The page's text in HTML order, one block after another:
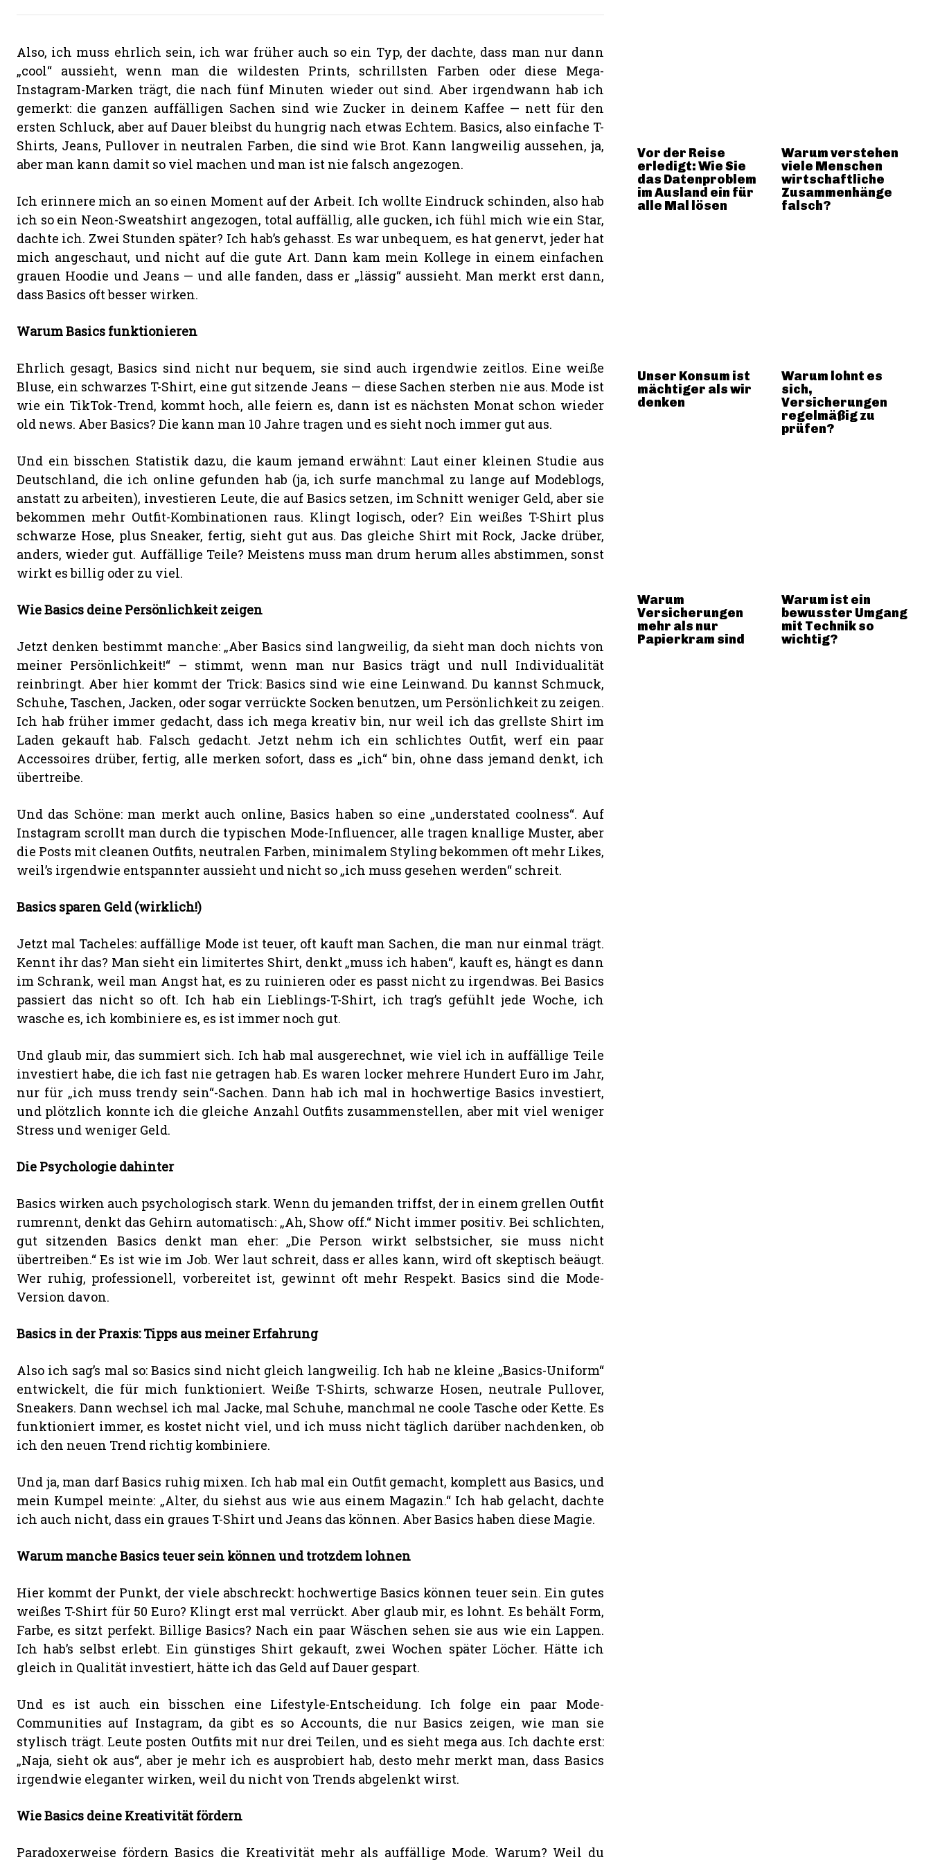
Also, ich muss ehrlich sein, ich war früher auch so ein Typ, der dachte, dass man nur dann
„cool“ aussieht, wenn man die wildesten Prints, schrillsten Farben oder diese Mega-
Instagram-Marken trägt, die nach fünf Minuten wieder out sind. Aber irgendwann hab ich
gemerkt: die ganzen auffälligen Sachen sind wie Zucker in deinem Kaffee — nett für den
ersten Schluck, aber auf Dauer bleibst du hungrig nach etwas Echtem. Basics, also einfache T-
Shirts, Jeans, Pullover in neutralen Farben, die sind wie Brot. Kann langweilig aussehen, ja,
aber man kann damit so viel machen und man ist nie falsch angezogen.
Ich erinnere mich an so einen Moment auf der Arbeit. Ich wollte Eindruck schinden, also hab
ich so ein Neon-Sweatshirt angezogen, total auffällig, alle gucken, ich fühl mich wie ein Star,
dachte ich. Zwei Stunden später? Ich hab’s gehasst. Es war unbequem, es hat genervt, jeder hat
mich angeschaut, und nicht auf die gute Art. Dann kam mein Kollege in einem einfachen
grauen Hoodie und Jeans — und alle fanden, dass er „lässig“ aussieht. Man merkt erst dann,
dass Basics oft besser wirken.
Warum Basics funktionieren
Ehrlich gesagt, Basics sind nicht nur bequem, sie sind auch irgendwie zeitlos. Eine weiße
Bluse, ein schwarzes T-Shirt, eine gut sitzende Jeans — diese Sachen sterben nie aus. Mode ist
wie ein TikTok-Trend, kommt hoch, alle feiern es, dann ist es nächsten Monat schon wieder
old news. Aber Basics? Die kann man 10 Jahre tragen und es sieht noch immer gut aus.
Und ein bisschen Statistik dazu, die kaum jemand erwähnt: Laut einer kleinen Studie aus
Deutschland, die ich online gefunden hab (ja, ich surfe manchmal zu lange auf Modeblogs,
anstatt zu arbeiten), investieren Leute, die auf Basics setzen, im Schnitt weniger Geld, aber sie
bekommen mehr Outfit-Kombinationen raus. Klingt logisch, oder? Ein weißes T-Shirt plus
schwarze Hose, plus Sneaker, fertig, sieht gut aus. Das gleiche Shirt mit Rock, Jacke drüber,
anders, wieder gut. Auffällige Teile? Meistens muss man drum herum alles abstimmen, sonst
wirkt es billig oder zu viel.
Wie Basics deine Persönlichkeit zeigen
Jetzt denken bestimmt manche: „Aber Basics sind langweilig, da sieht man doch nichts von
meiner Persönlichkeit!“ – stimmt, wenn man nur Basics trägt und null Individualität
reinbringt. Aber hier kommt der Trick: Basics sind wie eine Leinwand. Du kannst Schmuck,
Schuhe, Taschen, Jacken, oder sogar verrückte Socken benutzen, um Persönlichkeit zu zeigen.
Ich hab früher immer gedacht, dass ich mega kreativ bin, nur weil ich das grellste Shirt im
Laden gekauft hab. Falsch gedacht. Jetzt nehm ich ein schlichtes Outfit, werf ein paar
Accessoires drüber, fertig, alle merken sofort, dass es „ich“ bin, ohne dass jemand denkt, ich
übertreibe.
Und das Schöne: man merkt auch online, Basics haben so eine „understated coolness“. Auf
Instagram scrollt man durch die typischen Mode-Influencer, alle tragen knallige Muster, aber
die Posts mit cleanen Outfits, neutralen Farben, minimalem Styling bekommen oft mehr Likes,
weil’s irgendwie entspannter aussieht und nicht so „ich muss gesehen werden“ schreit.
Basics sparen Geld (wirklich!)
Jetzt mal Tacheles: auffällige Mode ist teuer, oft kauft man Sachen, die man nur einmal trägt.
Kennt ihr das? Man sieht ein limitertes Shirt, denkt „muss ich haben“, kauft es, hängt es dann
im Schrank, weil man Angst hat, es zu ruinieren oder es passt nicht zu irgendwas. Bei Basics
passiert das nicht so oft. Ich hab ein Lieblings-T-Shirt, ich trag’s gefühlt jede Woche, ich
wasche es, ich kombiniere es, es ist immer noch gut.
Und glaub mir, das summiert sich. Ich hab mal ausgerechnet, wie viel ich in auffällige Teile
investiert habe, die ich fast nie getragen hab. Es waren locker mehrere Hundert Euro im Jahr,
nur für „ich muss trendy sein“-Sachen. Dann hab ich mal in hochwertige Basics investiert,
und plötzlich konnte ich die gleiche Anzahl Outfits zusammenstellen, aber mit viel weniger
Stress und weniger Geld.
Die Psychologie dahinter
Basics wirken auch psychologisch stark. Wenn du jemanden triffst, der in einem grellen Outfit
rumrennt, denkt das Gehirn automatisch: „Ah, Show off.“ Nicht immer positiv. Bei schlichten,
gut sitzenden Basics denkt man eher: „Die Person wirkt selbstsicher, sie muss nicht
übertreiben.“ Es ist wie im Job. Wer laut schreit, dass er alles kann, wird oft skeptisch beäugt.
Wer ruhig, professionell, vorbereitet ist, gewinnt oft mehr Respekt. Basics sind die Mode-
Version davon.
Basics in der Praxis: Tipps aus meiner Erfahrung
Also ich sag’s mal so: Basics sind nicht gleich langweilig. Ich hab ne kleine „Basics-Uniform“
entwickelt, die für mich funktioniert. Weiße T-Shirts, schwarze Hosen, neutrale Pullover,
Sneakers. Dann wechsel ich mal Jacke, mal Schuhe, manchmal ne coole Tasche oder Kette. Es
funktioniert immer, es kostet nicht viel, und ich muss nicht täglich darüber nachdenken, ob
ich den neuen Trend richtig kombiniere.
Und ja, man darf Basics ruhig mixen. Ich hab mal ein Outfit gemacht, komplett aus Basics, und
mein Kumpel meinte: „Alter, du siehst aus wie aus einem Magazin.“ Ich hab gelacht, dachte
ich auch nicht, dass ein graues T-Shirt und Jeans das können. Aber Basics haben diese Magie.
Warum manche Basics teuer sein können und trotzdem lohnen
Hier kommt der Punkt, der viele abschreckt: hochwertige Basics können teuer sein. Ein gutes
weißes T-Shirt für 50 Euro? Klingt erst mal verrückt. Aber glaub mir, es lohnt. Es behält Form,
Farbe, es sitzt perfekt. Billige Basics? Nach ein paar Wäschen sehen sie aus wie ein Lappen.
Ich hab’s selbst erlebt. Ein günstiges Shirt gekauft, zwei Wochen später Löcher. Hätte ich
gleich in Qualität investiert, hätte ich das Geld auf Dauer gespart.
Und es ist auch ein bisschen eine Lifestyle-Entscheidung. Ich folge ein paar Mode-
Communities auf Instagram, da gibt es so Accounts, die nur Basics zeigen, wie man sie
stylisch trägt. Leute posten Outfits mit nur drei Teilen, und es sieht mega aus. Ich dachte erst:
„Naja, sieht ok aus“, aber je mehr ich es ausprobiert hab, desto mehr merkt man, dass Basics
irgendwie eleganter wirken, weil du nicht von Trends abgelenkt wirst.
Wie Basics deine Kreativität fördern
Paradoxerweise fördern Basics die Kreativität mehr als auffällige Mode. Warum? Weil du
Vor der Reise
erledigt: Wie Sie
das Datenproblem
im Ausland ein für
alle Mal lösen
Warum verstehen
viele Menschen
wirtschaftliche
Zusammenhänge
falsch?
Unser Konsum ist
mächtiger als wir
denken
Warum lohnt es
sich,
Versicherungen
regelmäßig zu
prüfen?
Warum
Versicherungen
mehr als nur
Papierkram sind
Warum ist ein
bewusster Umgang
mit Technik so
wichtig?